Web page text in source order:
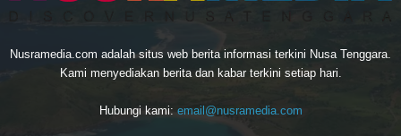
Nusramedia.com adalah situs web berita informasi terkini Nusa Tenggara.
Kami menyediakan berita dan kabar terkini setiap hari.
Hubungi kami: email@nusramedia.com